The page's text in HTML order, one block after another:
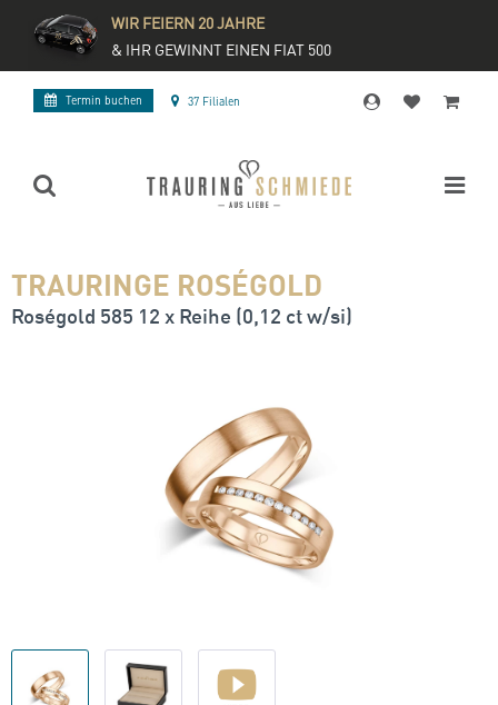
WIR FEIERN 20 JAHRE
& IHR GEWINNT EINEN FIAT 500
Termin buchen 37 Filialen
TRAURINGE ROSÉGOLD
Roségold 585 12 x Reihe (0,12 ct w/si)